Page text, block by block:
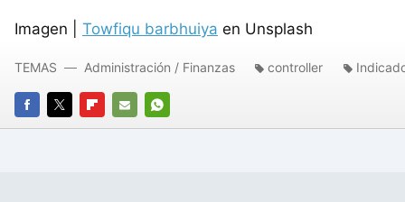
Imagen | Towfiqu barbhuiya en Unsplash
FACEBOOK
TWITTERFLIPBOARD
E-
WHATSAPP
TEMAS Administración / Finanzas controller